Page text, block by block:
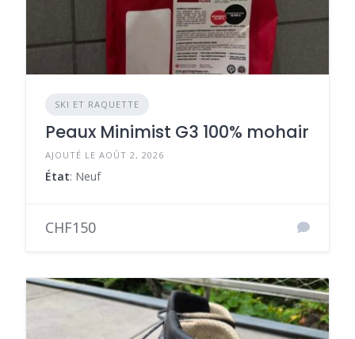
SKI ET RAQUETTE
Peaux Minimist G3 100% mohair
AJOUTÉ LE AOÛT 2, 2026
État: Neuf
CHF150